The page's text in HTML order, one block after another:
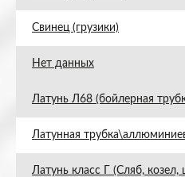
Свинец (грузики)
Нет данных
Латунь Л68 (бойлерная
Латунная
Латунь класс Г (Сляб, козел,